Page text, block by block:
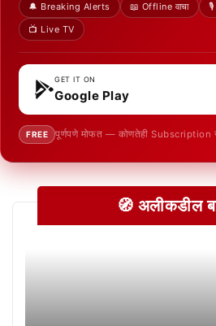
🔔 Breaking Alerts 📖 Offline वाचा
🎙️
📺 Live TV
GET IT ON
Google Play
FREE पूर्णपणे मोफत — कोणतेही Subscription
🧭 अलीकडील